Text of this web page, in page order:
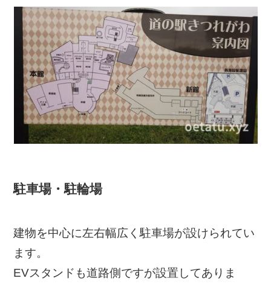
駐車場・駐輪場
建物を中心に左右幅広く駐車場が設けられてい
ます。
EVスタンドも道路側ですが設置してありま